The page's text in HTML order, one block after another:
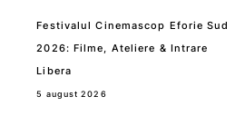
Festivalul Cinemascop Eforie Sud
2026: Filme, Ateliere & Intrare
Libera
5 august 2026